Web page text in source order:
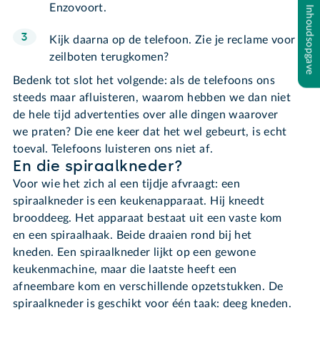
Enzovoort.
Kijk daarna op de telefoon. Zie je reclame voor
zeilboten terugkomen?
Bedenk tot slot het volgende: als de telefoons ons
steeds maar afluisteren, waarom hebben we dan niet
de hele tijd advertenties over alle dingen waarover
we praten? Die ene keer dat het wel gebeurt, is echt
toeval. Telefoons luisteren ons niet af.
En die spiraalkneder?
Voor wie het zich al een tijdje afvraagt: een
spiraalkneder is een keukenapparaat. Hij kneedt
brooddeeg. Het apparaat bestaat uit een vaste kom
en een spiraalhaak. Beide draaien rond bij het
kneden. Een spiraalkneder lijkt op een gewone
keukenmachine, maar die laatste heeft een
afneembare kom en verschillende opzetstukken. De
spiraalkneder is geschikt voor één taak: deeg kneden.
Inhoudsopgave